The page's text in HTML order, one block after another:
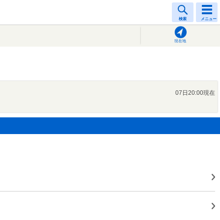
検索 メニュー
現在地
07日20:00現在